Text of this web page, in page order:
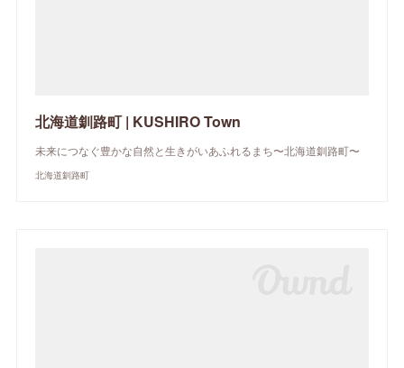
北海道釧路町 | KUSHIRO Town
未来につなぐ豊かな自然と生きがいあふれるまち〜北海道釧路町〜
北海道釧路町